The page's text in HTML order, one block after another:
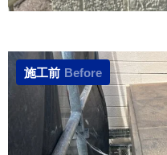
施工前 Before